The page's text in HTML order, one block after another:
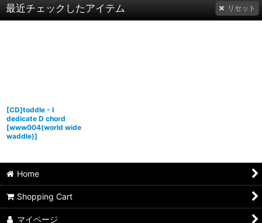
最近チェックしたアイテム リセット
[CD]toddle - I
dedicate D chord
[www004(world wide
waddle)]
Home
Shopping Cart
マイページ